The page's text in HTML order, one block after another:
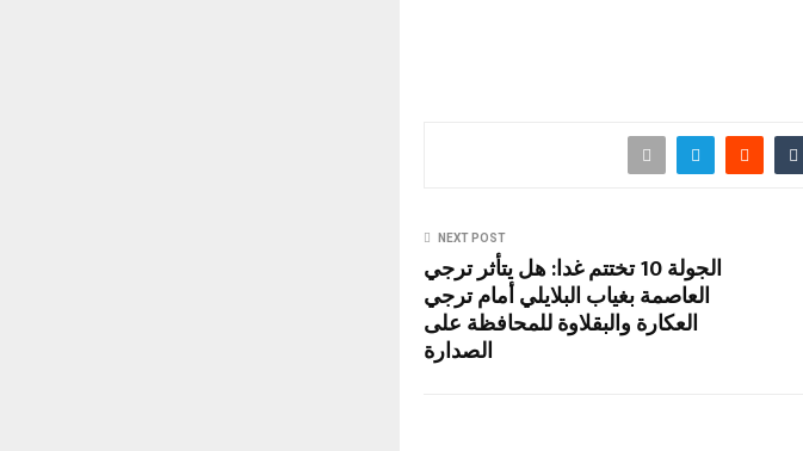
NEXT POST
الجولة 10 تختتم غدا: هل يتأثر ترجي
العاصمة بغياب البلايلي أمام ترجي
العكارة والبقلاوة للمحافظة على
الصدارة